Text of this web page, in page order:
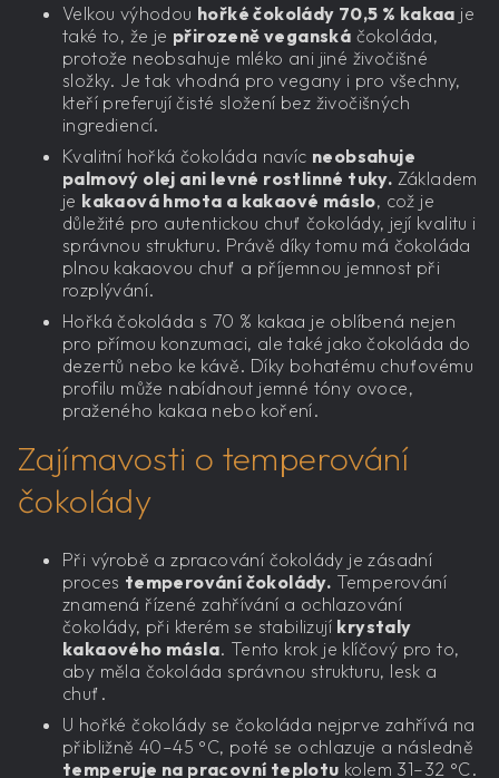
Velkou výhodou hořké čokolády 70,5 % kakaa je
také to, že je přirozeně veganská čokoláda,
protože neobsahuje mléko ani jiné živočišné
složky. Je tak vhodná pro vegany i pro všechny,
kteří preferují čisté složení bez živočišných
ingrediencí.
Kvalitní hořká čokoláda navíc neobsahuje
palmový olej ani levné rostlinné tuky. Základem
je kakaová hmota a kakaové máslo, což je
důležité pro autentickou chuť čokolády, její kvalitu i
správnou strukturu. Právě díky tomu má čokoláda
plnou kakaovou chuť a příjemnou jemnost při
rozplývání.
Hořká čokoláda s 70 % kakaa je oblíbená nejen
pro přímou konzumaci, ale také jako čokoláda do
dezertů nebo ke kávě. Díky bohatému chuťovému
profilu může nabídnout jemné tóny ovoce,
praženého kakaa nebo koření.
Zajímavosti o temperování
čokolády
Při výrobě a zpracování čokolády je zásadní
proces temperování čokolády. Temperování
znamená řízené zahřívání a ochlazování
čokolády, při kterém se stabilizují krystaly
kakaového másla. Tento krok je klíčový pro to,
aby měla čokoláda správnou strukturu, lesk a
chuť.
U hořké čokolády se čokoláda nejprve zahřívá na
přibližně 40–45 °C, poté se ochlazuje a následně
temperuje na pracovní teplotu kolem 31–32 °C.